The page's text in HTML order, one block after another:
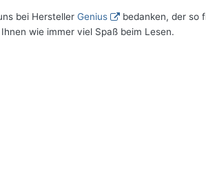
bei Hersteller Genius
bedanken, der so
wie immer viel Spaß beim Lesen.